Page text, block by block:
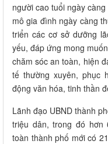
người cao tuổi ngày
mô gia đình ngày càng
triển các cơ sở dưỡng
yếu, đáp ứng mong
chăm sóc an toàn, hiện
tế thường xuyên, phục
động văn hóa, tinh thần
Lãnh đạo UBND thành
triệu dân, trong đó hơn
toàn thành phố mới có